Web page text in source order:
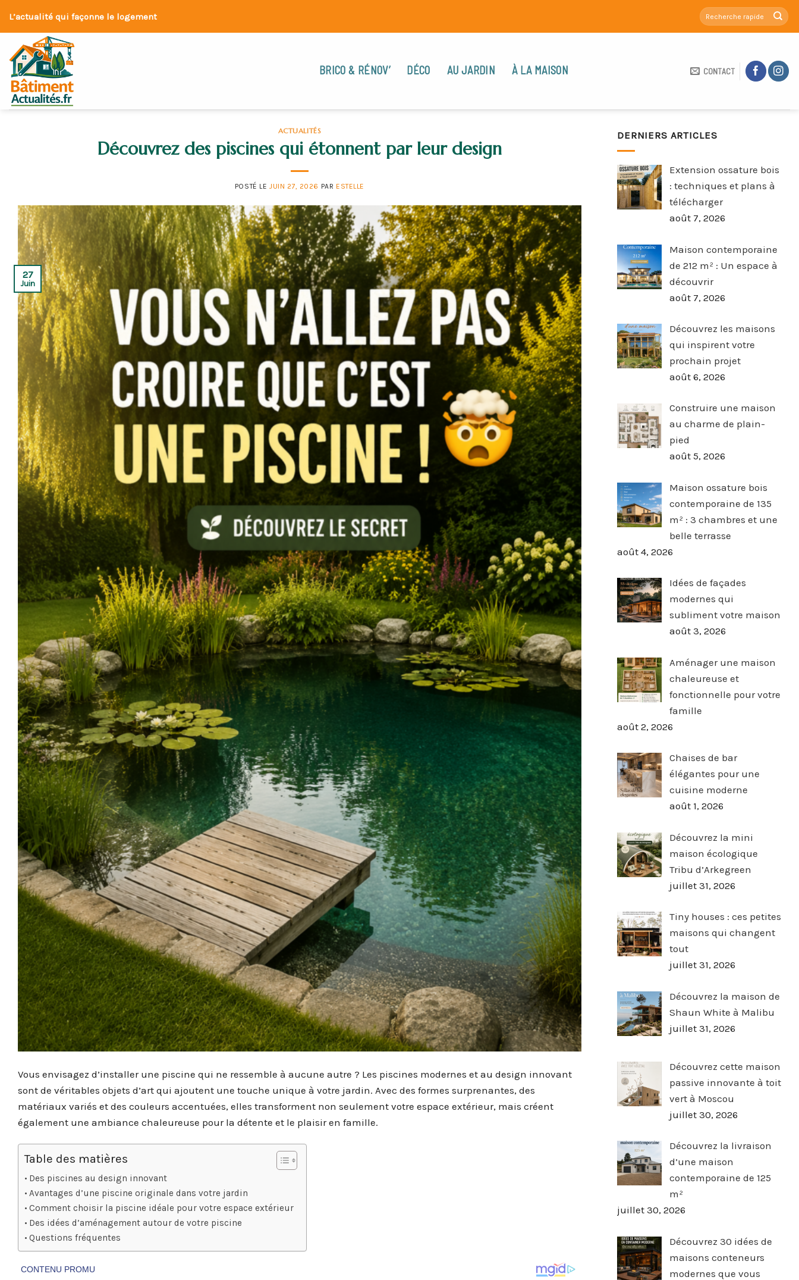
content
L’actualité qui façonne le logement
BRICO & RÉNOV’ DÉCO AU JARDIN À LA MAISON CONTACT
ACTUALITÉS
Découvrez des piscines qui étonnent par leur design
POSTÉ LEJUIN 27, 2026 PAR ESTELLE
27
Juin
Vous envisagez d’installer une piscine qui ne ressemble à aucune autre ? Les piscines modernes et au design innovant
sont de véritables objets d’art qui ajoutent une touche unique à votre jardin. Avec des formes surprenantes, des
matériaux variés et des couleurs accentuées, elles transforment non seulement votre espace extérieur, mais créent
également une ambiance chaleureuse pour la détente et le plaisir en famille.
Table des matières
Des piscines au design innovant
Avantages d’une piscine originale dans votre jardin
Comment choisir la piscine idéale pour votre espace extérieur
Des idées d’aménagement autour de votre piscine
Questions fréquentes
DERNIERS ARTICLES
Extension ossature bois
: techniques et plans à
télécharger
août 7, 2026
Maison contemporaine
de 212 m² : Un espace à
découvrir
août 7, 2026
Découvrez les maisons
qui inspirent votre
prochain projet
août 6, 2026
Construire une maison
au charme de plain-
pied
août 5, 2026
Maison ossature bois
contemporaine de 135
m² : 3 chambres et une
belle terrasse
août 4, 2026
Idées de façades
modernes qui
subliment votre maison
août 3, 2026
Aménager une maison
chaleureuse et
fonctionnelle pour votre
famille
août 2, 2026
Chaises de bar
élégantes pour une
cuisine moderne
août 1, 2026
Découvrez la mini
maison écologique
Tribu d’Arkegreen
juillet 31, 2026
Tiny houses : ces petites
maisons qui changent
tout
juillet 31, 2026
Découvrez la maison de
Shaun White à Malibu
juillet 31, 2026
Découvrez cette maison
passive innovante à toit
vert à Moscou
juillet 30, 2026
Découvrez la livraison
d’une maison
contemporaine de 125
m²
juillet 30, 2026
Découvrez 30 idées de
maisons conteneurs
modernes que vous